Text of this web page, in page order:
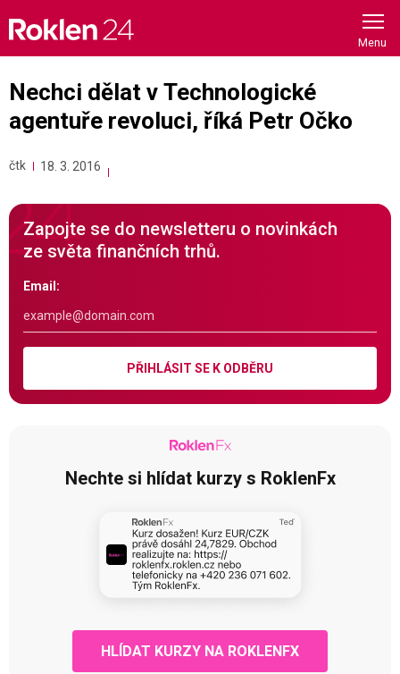
content
Nechci dělat v Technologické
agentuře revoluci, říká Petr Očko
čtk 18. 3. 2016
Zapojte se do newsletteru o novinkách
ze světa finančních trhů.
Email:
PŘIHLÁSIT SE K ODBĚRU
Nechte si hlídat kurzy s RoklenFx
HLÍDAT KURZY NA ROKLENFX